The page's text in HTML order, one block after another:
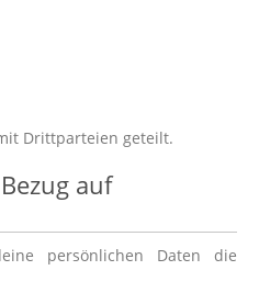
Drittparteien geteilt.
auf
persönlichen Daten die